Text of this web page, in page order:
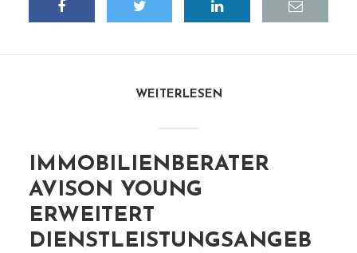
WEITERLESEN
IMMOBILIENBERATER
AVISON YOUNG
ERWEITERT
DIENSTLEISTUNGSANGEB